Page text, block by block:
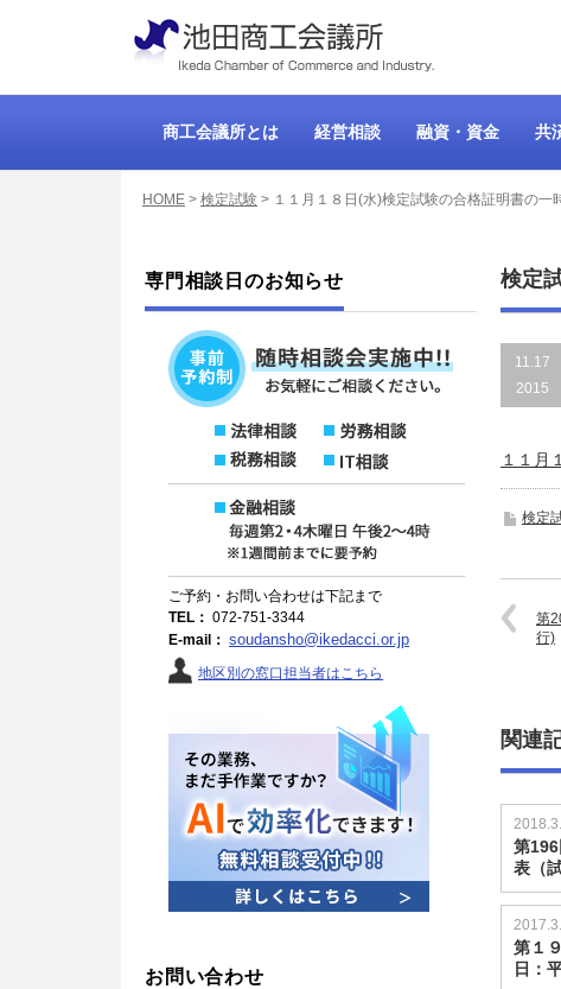
商工会議所とは 経営相談 融資・資金 共
HOME > 検定試験 > １１月１８日(水)検定試験の合格証明書の一
検定
11.17
2015
１１月
検定
第
行)
関連
第
表（
第１
日：
専門相談日のお知らせ
ご予約・お問い合わせは下記まで
TEL： 072-751-3344
E-mail： soudansho@ikedacci.or.jp
地区別の窓口担当者はこちら
お問い合わせ